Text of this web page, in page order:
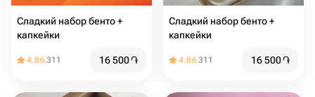
Сладкий набор бенто +
капкейки
4.86311 16 500֏
Сладкий набор бенто +
капкейки
4.86311 16 500֏